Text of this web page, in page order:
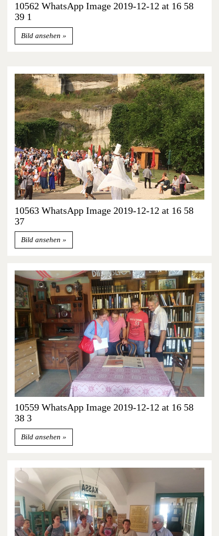
10562 WhatsApp Image 2019-12-12 at 16 58
39 1
Bild ansehen
10563 WhatsApp Image 2019-12-12 at 16 58
37
Bild ansehen
10559 WhatsApp Image 2019-12-12 at 16 58
38 3
Bild ansehen